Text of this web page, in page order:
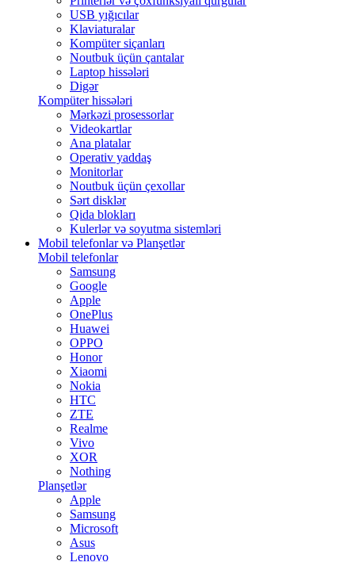
USB yığıcılar
Klaviaturalar
Kompüter siçanları
Noutbuk üçün çantalar
Laptop hissələri
Digər
Kompüter hissələri
Mərkəzi prosessorlar
Videokartlar
Ana platalar
Operativ yaddaş
Monitorlar
Noutbuk üçün çexollar
Sərt disklər
Qida blokları
Kulerlər və soyutma sistemləri
Mobil telefonlar və Planşetlər
Mobil telefonlar
Samsung
Google
Apple
OnePlus
Huawei
OPPO
Honor
Xiaomi
Nokia
HTC
ZTE
Realme
Vivo
XOR
Nothing
Planşetlər
Apple
Samsung
Microsoft
Asus
Lenovo